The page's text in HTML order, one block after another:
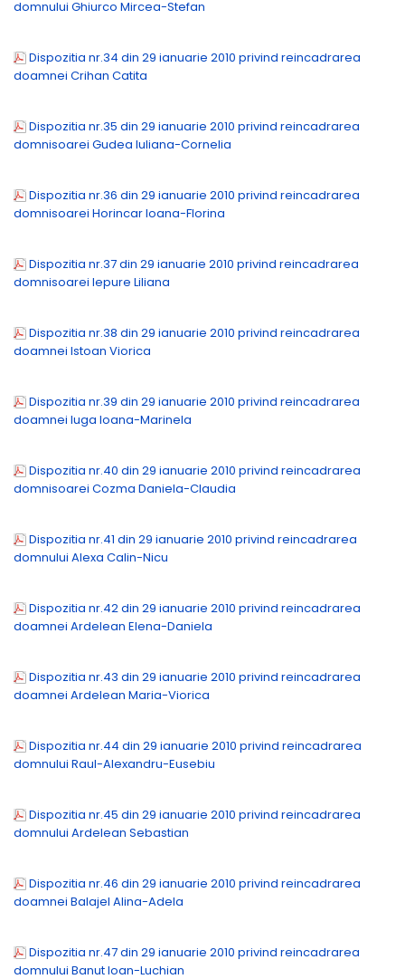
domnului Ghiurco Mircea-Stefan
Dispozitia nr.34 din 29 ianuarie 2010 privind reincadrarea
doamnei Crihan Catita
Dispozitia nr.35 din 29 ianuarie 2010 privind reincadrarea
domnisoarei Gudea Iuliana-Cornelia
Dispozitia nr.36 din 29 ianuarie 2010 privind reincadrarea
domnisoarei Horincar Ioana-Florina
Dispozitia nr.37 din 29 ianuarie 2010 privind reincadrarea
domnisoarei Iepure Liliana
Dispozitia nr.38 din 29 ianuarie 2010 privind reincadrarea
doamnei Istoan Viorica
Dispozitia nr.39 din 29 ianuarie 2010 privind reincadrarea
doamnei Iuga Ioana-Marinela
Dispozitia nr.40 din 29 ianuarie 2010 privind reincadrarea
domnisoarei Cozma Daniela-Claudia
Dispozitia nr.41 din 29 ianuarie 2010 privind reincadrarea
domnului Alexa Calin-Nicu
Dispozitia nr.42 din 29 ianuarie 2010 privind reincadrarea
doamnei Ardelean Elena-Daniela
Dispozitia nr.43 din 29 ianuarie 2010 privind reincadrarea
doamnei Ardelean Maria-Viorica
Dispozitia nr.44 din 29 ianuarie 2010 privind reincadrarea
domnului Raul-Alexandru-Eusebiu
Dispozitia nr.45 din 29 ianuarie 2010 privind reincadrarea
domnului Ardelean Sebastian
Dispozitia nr.46 din 29 ianuarie 2010 privind reincadrarea
doamnei Balajel Alina-Adela
Dispozitia nr.47 din 29 ianuarie 2010 privind reincadrarea
domnului Banut Ioan-Luchian